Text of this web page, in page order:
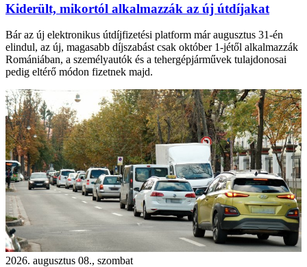
Kiderült, mikortól alkalmazzák az új útdíjakat
Bár az új elektronikus útdíjfizetési platform már augusztus 31-én
elindul, az új, magasabb díjszabást csak október 1-jétől alkalmazzák
Romániában, a személyautók és a tehergépjárművek tulajdonosai
pedig eltérő módon fizetnek majd.
2026. augusztus 08., szombat